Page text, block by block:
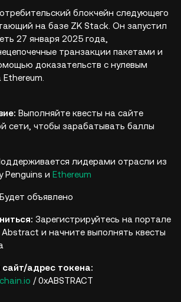
блокчейн следующего
на базе ZK Stack. Он запустил
27 января 2025 года,
транзакции пакетами и
доказательств с нулевым
Выполняйте квесты на сайте
сети, чтобы зарабатывать баллы
лидерами отрасли из
Penguins и Ethereum
Будет объявлено
Зарегистрируйтесь на портале
и начните выполнять квесты
адрес токена:
/ 0xABSTRACT